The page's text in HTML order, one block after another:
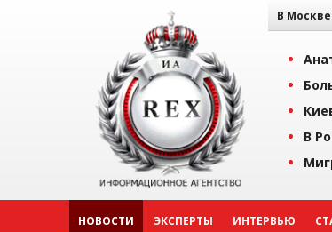
В
В
НОВОСТИ ЭКСПЕРТЫ ИНТЕРВЬЮ